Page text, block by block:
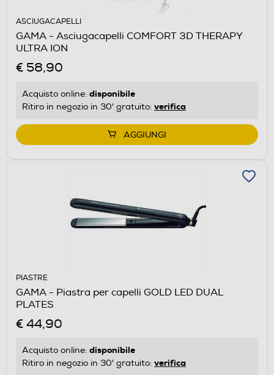
ASCIUGACAPELLI
GAMA - Asciugacapelli COMFORT 3D THERAPY
ULTRA ION
€ 58,90
Acquisto online: disponibile
Ritiro in negozio in 30' gratuito: verifica
AGGIUNGI
PIASTRE
GAMA - Piastra per capelli GOLD LED DUAL
PLATES
€ 44,90
Acquisto online: disponibile
Ritiro in negozio in 30' gratuito: verifica